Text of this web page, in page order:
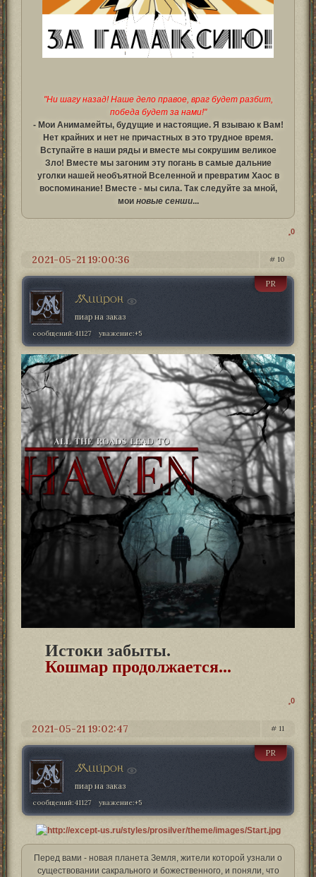
"Ни шагу назад! Наше дело правое, враг будет разбит,
победа будет за нами!"
- Мои Анимамейты, будущие и настоящие. Я взываю к Вам!
Нет крайних и нет не причастных в это трудное время.
Вступайте в наши ряды и вместе мы сокрушим великое
Зло! Вместе мы загоним эту погань в самые дальние
уголки нашей необъятной Вселенной и превратим Хаос в
воспоминание! Вместе - мы сила. Так следуйте за мной,
мои новые сенши...
0
10
2021-05-21 19:00:36
Мийрон
PR
пиар на заказ
сообщений:41127 уважение:+5
Истоки забыты.
Кошмар продолжается...
0
11
2021-05-21 19:02:47
Мийрон
PR
пиар на заказ
сообщений:41127 уважение:+5
Перед вами - новая планета Земля, жители которой узнали о
существовании сакрального и божественного, и поняли, что